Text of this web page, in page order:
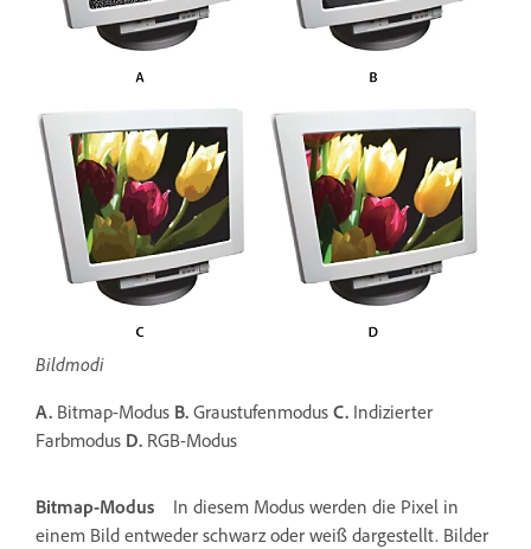
Bildmodi
A. Bitmap-Modus B. Graustufenmodus C. Indizierter
Farbmodus D. RGB-Modus
Bitmap-Modus
In diesem Modus werden die Pixel in
einem Bild entweder schwarz oder weiß dargestellt. Bilder